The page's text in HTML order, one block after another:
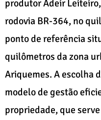
produtor Adeir
rodovia BR-364, no
ponto de referência
quilômetros da zona
Ariquemes. A escolha
modelo de gestão
propriedade, que